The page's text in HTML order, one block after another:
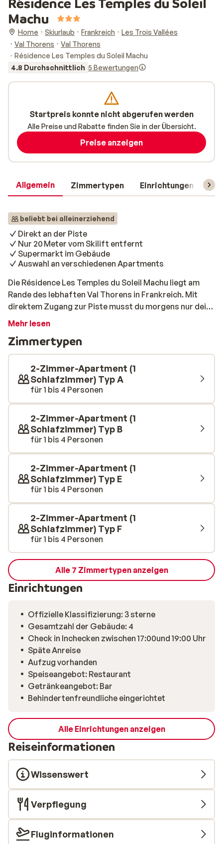
Machu
Home Skiurlaub Frankreich
Les Trois Vallées
Val Thorens
Val Thorens
Résidence Les Temples du Soleil Machu
4.8 Durchschnittlich 5 Bewertungen
Allgemein Zimmertypen Einrichtungen
beliebt bei alleinerziehend
Direkt an der Piste
Nur 20 Meter vom Skilift entfernt
Supermarkt im Gebäude
Auswahl an verschiedenen Apartments
Die Résidence Les Temples du Soleil Machu liegt am
Rande des lebhaften Val Thorens in Frankreich. Mit
direktem Zugang zur Piste musst du morgens nur deine
Skier anschnallen – und schon geht’s los zur ersten
Die Apartments sind funktional eingerichtet und
verfügen über alles, was du für einen komfortablen
Aufenthalt brauchst: eine kompakte Kochnische, einen
Essbereich und Schlafmöglichkeiten für bis zu 4
Personen. Ideal für Paare, Freunde oder kleine Familien,
die unabhängig wohnen möchten – mitten im größten
Skigebiet Europas: Les Trois Vallées. Im Gebäude
findest du einen Supermarkt, praktisch für dein
Frühstück oder Abendessen. Keine Lust zu kochen?
Dann ist das hauseigene Restaurant genau das
Tag entspannt ausklingen lassen kannst. Für deine
Skiausrüstung steht ein Skiraum mit Schließfächern
zur Verfügung. Die zentrale Lage an der Piste und die
cleveren Wahl für alle, die viel Ski fahren und wenig
Aufwand wollen.
Mehr lesen
Zimmertypen
2-Zimmer-Apartment (1
Schlafzimmer) Typ A
für 1 bis 4 Personen
2-Zimmer-Apartment (1
Schlafzimmer) Typ B
für 1 bis 4 Personen
2-Zimmer-Apartment (1
Schlafzimmer) Typ E
für 1 bis 4 Personen
2-Zimmer-Apartment (1
Schlafzimmer) Typ F
für 1 bis 4 Personen
Alle 7 Zimmertypen anzeigen
Einrichtungen
Offizielle Klassifizierung: 3 sterne
Gesamtzahl der Gebäude: 4
Check in Inchecken zwischen 17:00und 19:00 Uhr
Späte Anreise
Aufzug vorhanden
Speiseangebot: Restaurant
Getränkeangebot: Bar
Behindertenfreundliche eingerichtet
Alle Einrichtungen anzeigen
Reiseinformationen
Wissenswert
Verpflegung
Fluginformationen
Startpreis konnte nicht abgerufen werden
Alle Preise und Rabatte finden Sie in der Übersicht.
Preise anzeigen